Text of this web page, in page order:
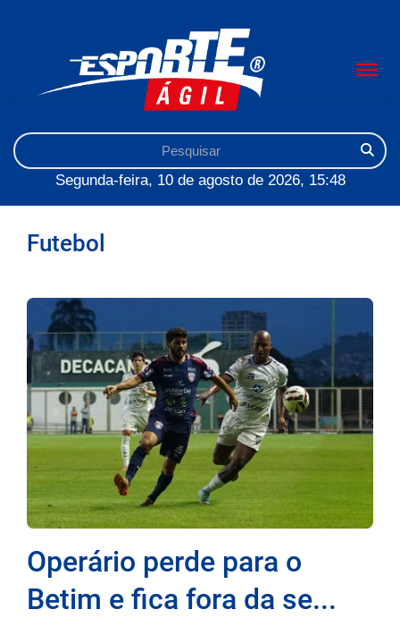
Segunda-feira, 10 de agosto de 2026, 15:48
Futebol
Operário perde para o
Betim e fica fora da se...